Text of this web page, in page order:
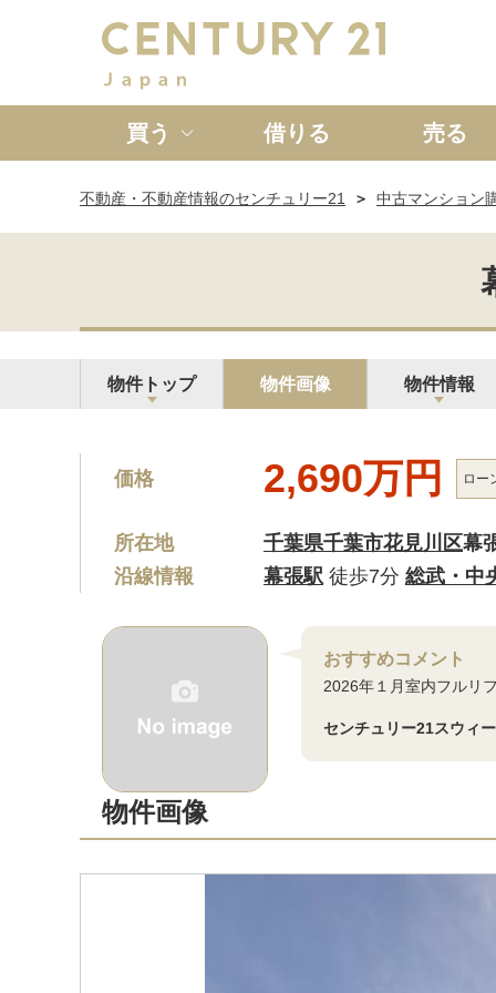
買う
新築一戸建て 中古一戸
借りる 売る
不動産・不動産情報のセンチュリー21 中古マンション
物件トップ 物件画像 物件情報
価格 2,690万円 ロー
所在地 千葉県千葉市花見川区幕
沿線情報
幕張駅 徒歩7分 総武・中
おすすめコメント
2026年１月室内フルリ
センチュリー21スウィ
物件画像